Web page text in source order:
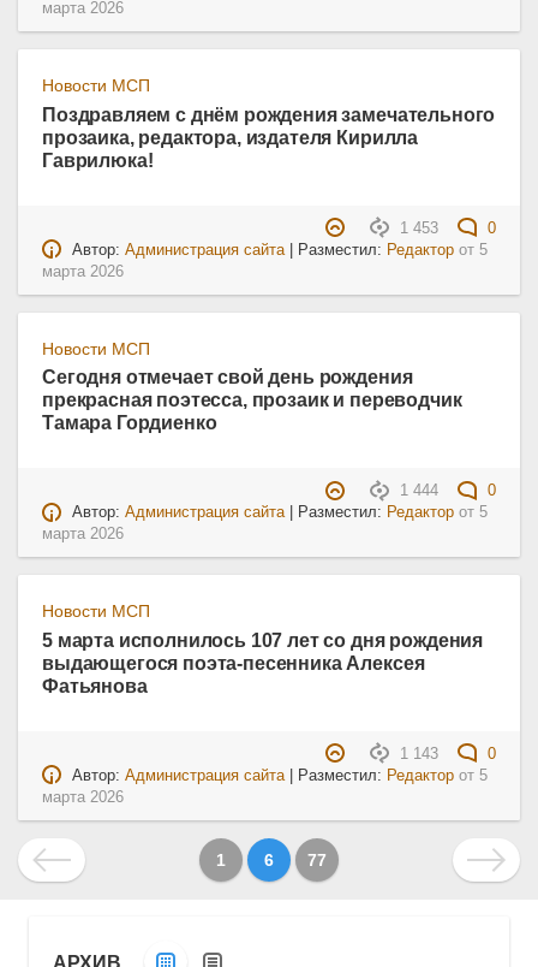
марта 2026
Новости МСП
Поздравляем с днём рождения замечательного
прозаика, редактора, издателя Кирилла
Гаврилюка!
1 453
0
Автор:Администрация сайта| Разместил: Редактор от5
марта 2026
Новости МСП
Сегодня отмечает свой день рождения
прекрасная поэтесса, прозаик и переводчик
Тамара Гордиенко
1 444
0
Автор:Администрация сайта| Разместил: Редактор от5
марта 2026
Новости МСП
5 марта исполнилось 107 лет со дня рождения
выдающегося поэта-песенника Алексея
Фатьянова
1 143
0
Автор:Администрация сайта | Разместил: Редактор от5
марта 2026
1 6 77